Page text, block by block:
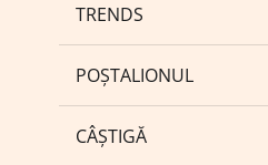
TRENDS
POȘTALIONUL
CÂȘTIGĂ